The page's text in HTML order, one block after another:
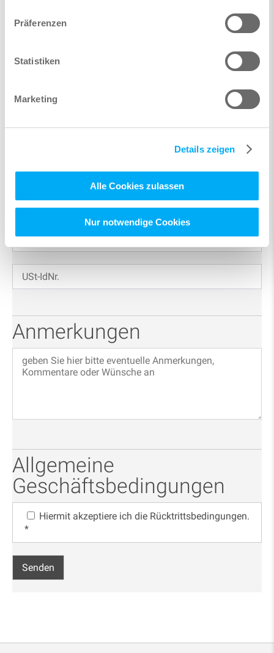
Präferenzen
Statistiken
Marketing
Details zeigen
Alle Cookies zulassen
Nur notwendige Cookies
Rechnungsadresse
Anmerkungen
Allgemeine
Geschäftsbedingungen
Hiermit akzeptiere ich die Rücktrittsbedingungen.
*